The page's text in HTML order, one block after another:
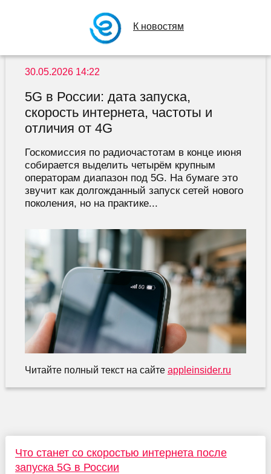
К новостям
30.05.2026 14:22
5G в России: дата запуска,
скорость интернета, частоты и
отличия от 4G
Госкомиссия по радиочастотам в конце июня
собирается выделить четырём крупным
операторам диапазон под 5G. На бумаге это
звучит как долгожданный запуск сетей нового
поколения, но на практике...
Читайте полный текст на сайте appleinsider.ru
Что станет со скоростью интернета после
запуска 5G в России